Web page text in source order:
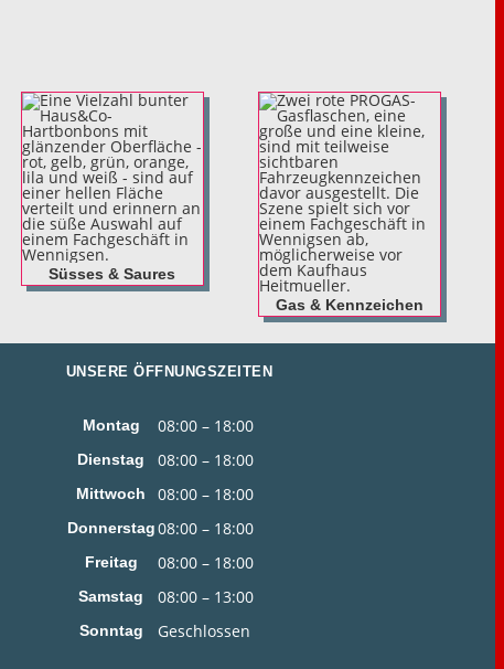
Süsses & Saures
Gas & Kennzeichen
UNSERE ÖFFNUNGSZEITEN
Montag 08:00 – 18:00
Dienstag 08:00 – 18:00
Mittwoch 08:00 – 18:00
Donnerstag08:00 – 18:00
Freitag 08:00 – 18:00
Samstag 08:00 – 13:00
Sonntag Geschlossen